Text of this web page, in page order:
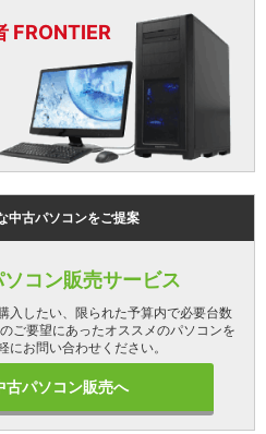
FRONTIER
中古パソコンをご提案
コン販売サービス
入したい、限られた予算内で必要台数
ご要望にあったオススメのパソコンを
にお問い合わせください。
古パソコン販売へ